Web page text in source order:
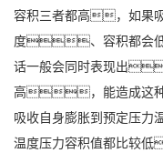
容积三者都高，如
度、容积都会低
话一般会同时表现出
高，能造成这种
吸收自身膨胀到预定压
温度压力容积值都比较